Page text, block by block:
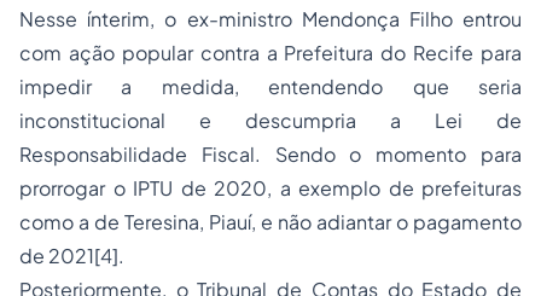
Nesse ínterim, o ex-ministro Mendonça Filho entrou
com ação popular contra a Prefeitura do Recife para
impedir a medida, entendendo que seria
inconstitucional e descumpria a Lei de
Responsabilidade Fiscal. Sendo o momento para
prorrogar o IPTU de 2020, a exemplo de prefeituras
como a de Teresina, Piauí, e não adiantar o pagamento
de 2021[4].
Posteriormente, o Tribunal de Contas do Estado de